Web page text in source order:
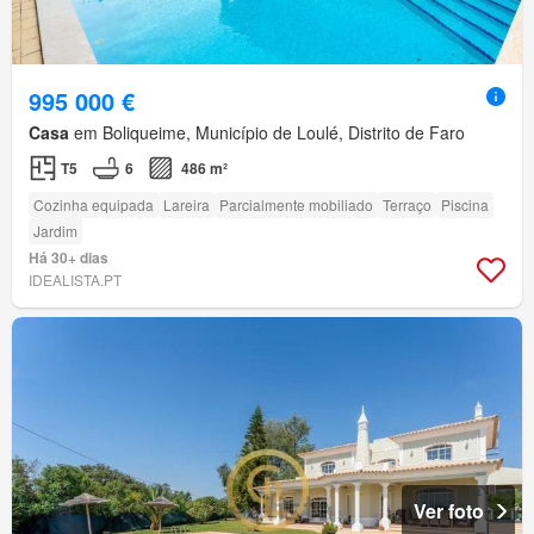
995 000 €
Casa em Boliqueime, Município de Loulé, Distrito de Faro
T5 6 486 m²
Cozinha equipada Lareira Parcialmente mobiliado Terraço Piscina
Jardim
Há 30+ dias
IDEALISTA.PT
Ver foto